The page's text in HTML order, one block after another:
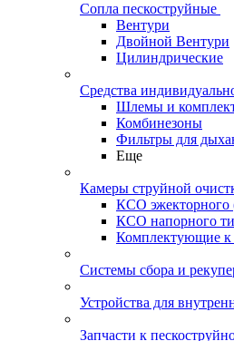
Сопла пескоструйные
Вентури
Двойной Вентури
Цилиндрические
Средства
Шлемы и
Комбинезоны
Фильтры для
Еще
Камеры струйной
КСО эжекторного
КСО напорного
Комплектующие
Системы сбора и
Устройства для
Запчасти к